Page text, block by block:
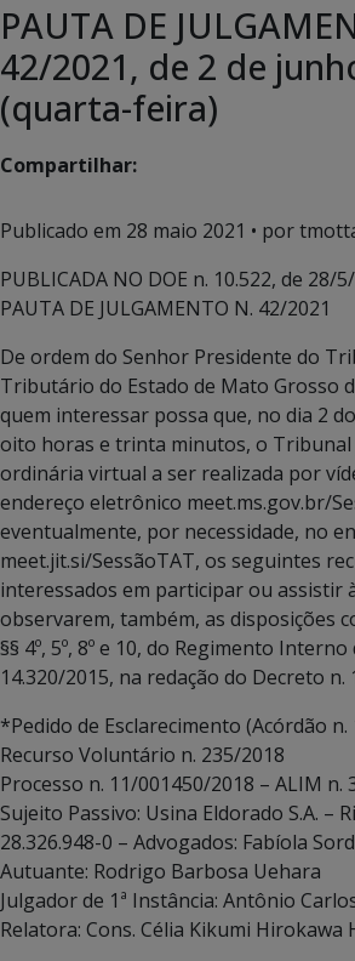
PAUTA DE
42/2021, de 2 de
(quarta-feira)
Compartilhar:
Publicado em 28 maio 2021 • por
PUBLICADA NO DOE n. 10.522, de 28/
PAUTA DE JULGAMENTO N. 42/2021
De ordem do Senhor Presidente do
Tributário do Estado de Mato Grosso
quem interessar possa que, no dia 2
oito horas e trinta minutos, o Tribunal
ordinária virtual a ser realizada por
endereço eletrônico meet.ms.gov.br/
eventualmente, por necessidade, no
meet.jit.si/SessãoTAT, os seguintes
interessados em participar ou assistir
observarem, também, as disposições
§§ 4º, 5º, 8º e 10, do Regimento
14.320/2015, na redação do Decreto n.
*Pedido de Esclarecimento (Acórdão n.
Recurso Voluntário n. 235/2018
Processo n. 11/001450/2018 – ALIM n.
Sujeito Passivo: Usina Eldorado S.A. –
28.326.948-0 – Advogados: Fabíola
Autuante: Rodrigo Barbosa Uehara
Julgador de 1ª Instância: Antônio
Relatora: Cons. Célia Kikumi Hirokawa